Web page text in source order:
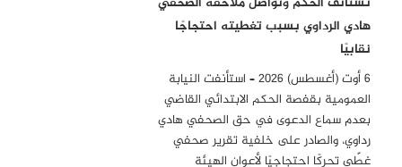
هادي الرداوي بسبب تغطيته احتجاجًا
نقابيًا
6 أوت (أغسطس) 2026 – استأنفت النيابة
العمومية بقفصة الحكم الابتدائي القاضي
بعدم سماع الدعوى في حق الصحفي هادي
رداوي، والصادر على خلفية تقرير صحفي
غطّى تحركًا احتجاجيًا لأعوان الهيئة